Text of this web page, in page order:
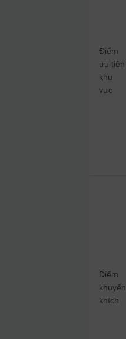
Điểm
ưu tiên
khu
vực
Điểm
khuyến
khích